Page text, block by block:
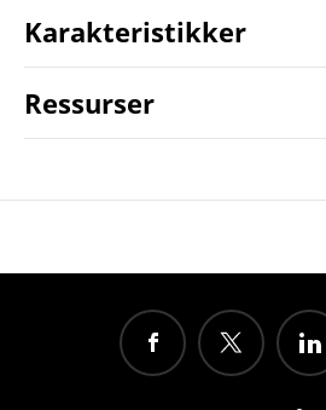
Karakteristikker
Ressurser